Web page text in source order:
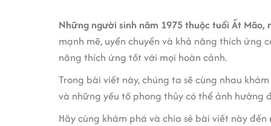
Những người sinh năm 1975 thuộc tuổi Ất
mạnh mẽ, uyển chuyển và khả năng thích
năng thích ứng tốt với mọi hoàn cảnh.
Trong bài viết này, chúng ta sẽ cùng nhau
và những yếu tố phong thủy có thể ảnh hưởng
Hãy cùng khám phá và chia sẻ bài viết này